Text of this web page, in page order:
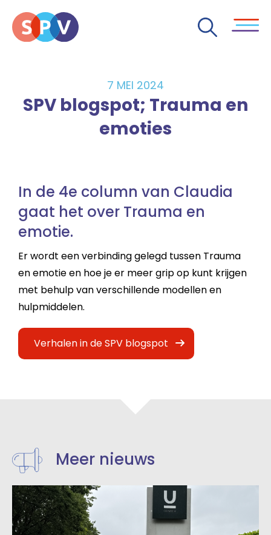
7 MEI 2024
SPV blogspot; Trauma en
emoties
In de 4e column van Claudia
gaat het over Trauma en
emotie.
Er wordt een verbinding gelegd tussen Trauma
en emotie en hoe je er meer grip op kunt krijgen
met behulp van verschillende modellen en
hulpmiddelen.
Verhalen in de SPV blogspot
Meer nieuws